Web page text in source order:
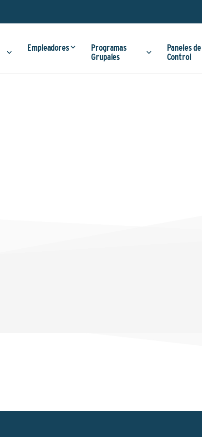
Empleadores
Programas
Grupales
Paneles de
Control